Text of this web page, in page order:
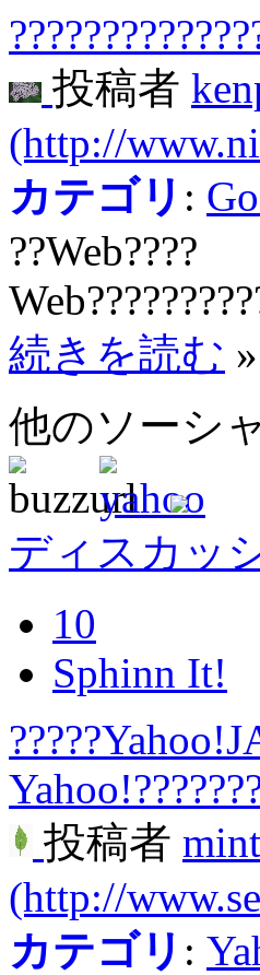
投稿者
(http://
カテゴリ :
??Web????
続きを読む »
他のソーシ
ディスカッ
10
Sphinn It!
投稿者 mint
(http://
カテゴリ :